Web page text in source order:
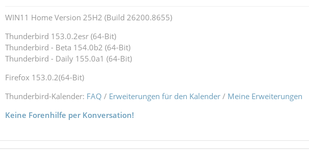
WIN11 Home Version 25H2 (Build 26200.8655)
Thunderbird 153.0.2esr (64-Bit)
Thunderbird - Beta 154.0b2 (64-Bit)
Thunderbird - Daily 155.0a1 (64-Bit)
Firefox 153.0.2(64-Bit)
Thunderbird-Kalender: FAQ / Erweiterungen für den Kalender/ Meine Erweiterungen
Keine Forenhilfe per Konversation!